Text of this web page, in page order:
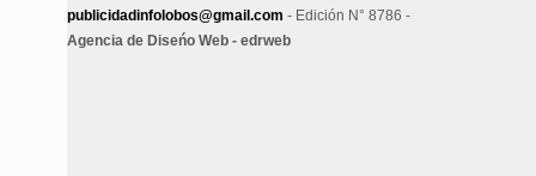
publicidadinfolobos@gmail.com - Edición N° 8786 -
Agencia de Diseńo Web - edrweb